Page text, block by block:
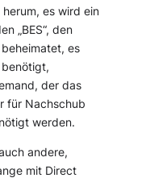
es wird ein
„BES“, den
beheimatet, es
der das
für Nachschub
werden.
andere,
mit Direct